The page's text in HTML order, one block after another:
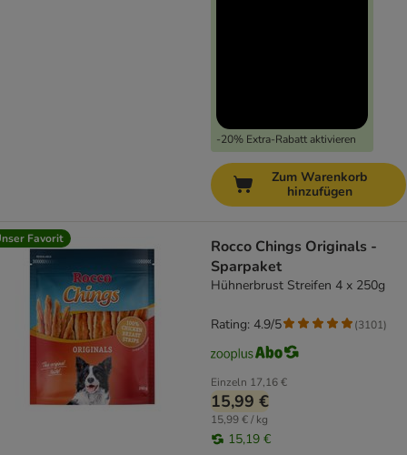
-20% Extra-Rabatt aktivieren
Zum Warenkorb
hinzufügen
Favorit
Rocco Chings Originals -
Sparpaket
Hühnerbrust Streifen 4 x 250g
Einzeln 17,16 €
15,99 €
15,99 € / kg
15,19 €
Rating: 4.9/5 (3101)